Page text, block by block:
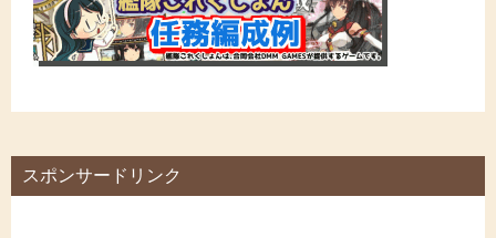
スポンサードリンク